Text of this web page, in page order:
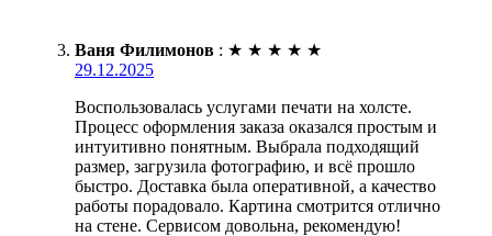
Ваня Филимонов : ★ ★ ★ ★ ★
29.12.2025
Воспользовалась услугами печати на холсте.
Процесс оформления заказа оказался простым и
интуитивно понятным. Выбрала подходящий
размер, загрузила фотографию, и всё прошло
быстро. Доставка была оперативной, а качество
работы порадовало. Картина смотрится отлично
на стене. Сервисом довольна, рекомендую!